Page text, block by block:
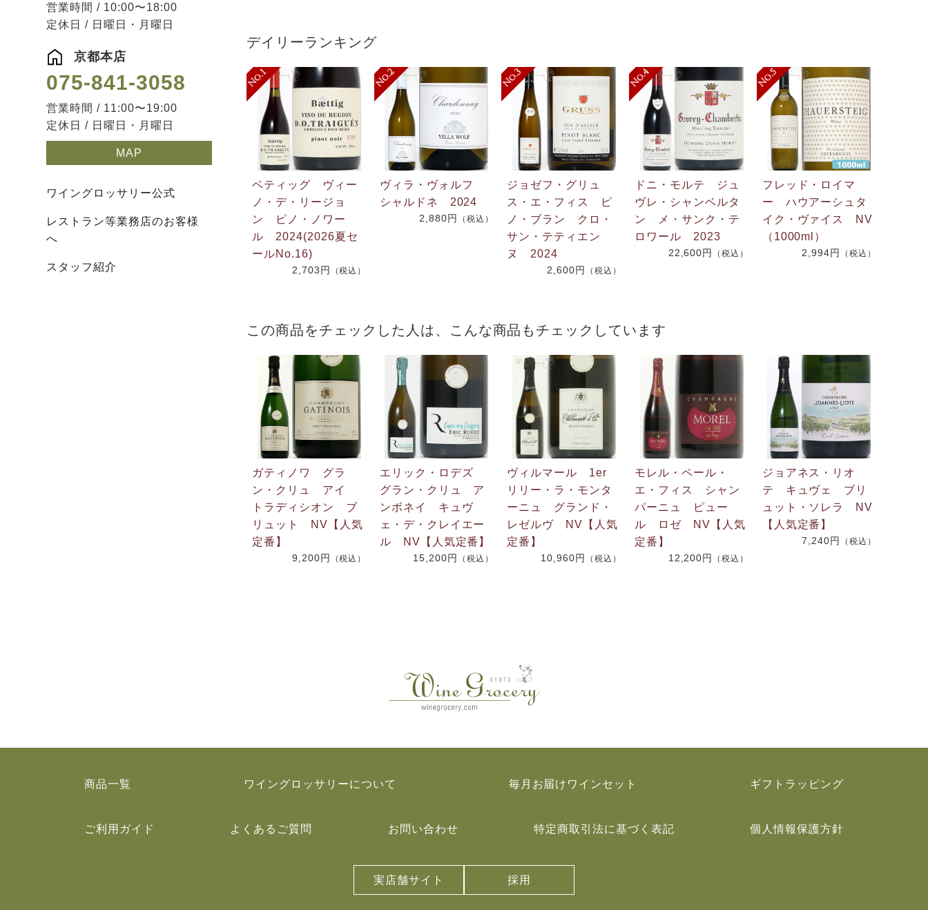
営業時間 / 10:00〜18:00
定休日 / 日曜日・月曜日
京都本店
075-841-3058
営業時間 / 11:00〜19:00
定休日 / 日曜日・月曜日
MAP
ワイングロッサリー公式
レストラン等業務店のお客様
へ
スタッフ紹介
デイリーランキング
ベティッグ ヴィー
ノ・デ・リージョ
ン ピノ・ノワー
ル 2024(2026夏セ
ールNo.16)
2,703円 （税込）
ヴィラ・ヴォルフ
シャルドネ 2024
2,880円 （税込）
ジョゼフ・グリュ
ス・エ・フィス ピ
ノ・ブラン クロ・
サン・テティエン
ヌ 2024
2,600円 （税込）
ドニ・モルテ ジュ
ヴレ・シャンベルタ
ン メ・サンク・テ
ロワール 2023
22,600円 （税込）
フレッド・ロイマ
ー ハウアーシュタ
イク・ヴァイス NV
（1000ml）
2,994円 （税込）
この商品をチェックした人は、こんな商品もチェックしています
ガティノワ グラ
ン・クリュ アイ
トラディシオン ブ
リュット NV【人気
定番】
9,200円 （税込）
エリック・ロデズ
グラン・クリュ ア
ンボネイ キュヴ
ェ・デ・クレイエー
ル NV【人気定番】
15,200円 （税込）
ヴィルマール 1er
リリー・ラ・モンタ
ーニュ グランド・
レゼルヴ NV【人気
定番】
10,960円 （税込）
モレル・ペール・
エ・フィス シャン
パーニュ ピュー
ル ロゼ NV【人気
定番】
12,200円 （税込）
ジョアネス・リオ
テ キュヴェ ブリ
ュット・ソレラ NV
【人気定番】
7,240円 （税込）
商品一覧 ワイングロッサリーについて 毎月お届けワインセット ギフトラッピング
ご利用ガイド よくあるご質問 お問い合わせ 特定商取引法に基づく表記 個人情報保護方針
実店舗サイト 採用